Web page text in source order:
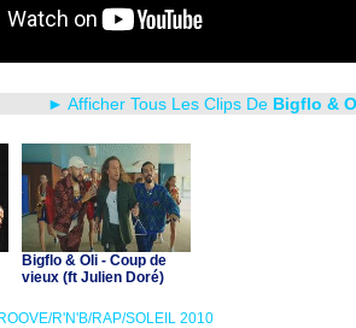
► Afficher Tous Les Clips De Bigflo &
Bigflo & Oli - Coup de
vieux (ft Julien Doré)
R'N'B/RAP/SOLEIL 2010